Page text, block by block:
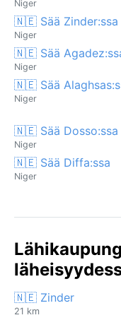
Niger
🇳🇪 Sää Zinder:ssa
Niger
🇳🇪 Sää
Niger
🇳🇪 Sää
Niger
🇳🇪 Sää Dosso:ssa
Niger
🇳🇪 Sää Diffa:ssa
Niger
🇳🇪 Zinder
21 km